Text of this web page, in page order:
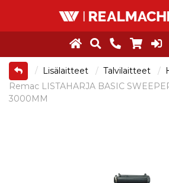
Lisälaitteet Talvilaitteet
Remac LISTAHARJA BASIC
3000MM